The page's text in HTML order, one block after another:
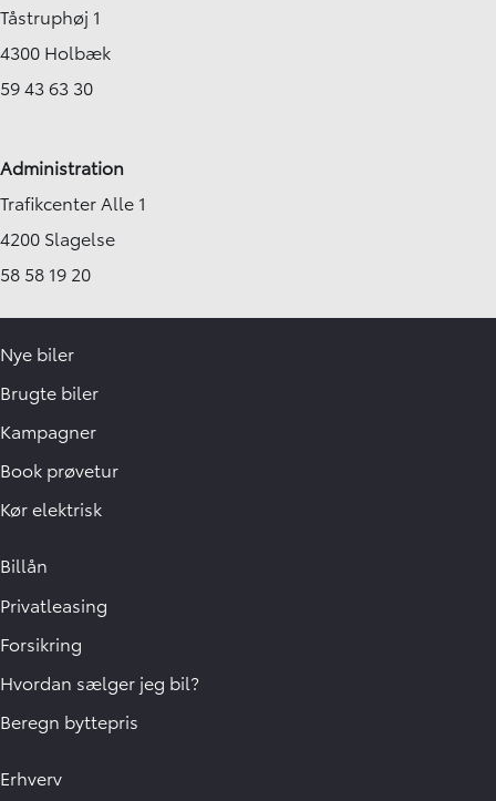
Tåstruphøj 1
4300 Holbæk
59 43 63 30
Administration
Trafikcenter Alle 1
4200 Slagelse
58 58 19 20
Nye biler
Brugte biler
Kampagner
Book prøvetur
Kør elektrisk
Billån
Privatleasing
Forsikring
Hvordan sælger jeg bil?
Beregn byttepris
Erhverv